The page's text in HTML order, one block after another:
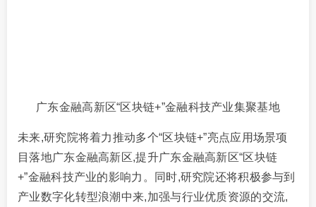
广东金融高新区“区块链+”金融科技产业集聚基地
未来,研究院将着力推动多个“区块链+”亮点应用场景项
目落地广东金融高新区,提升广东金融高新区“区块链
+”金融科技产业的影响力。同时,研究院还将积极参与到
产业数字化转型浪潮中来,加强与行业优质资源的交流,